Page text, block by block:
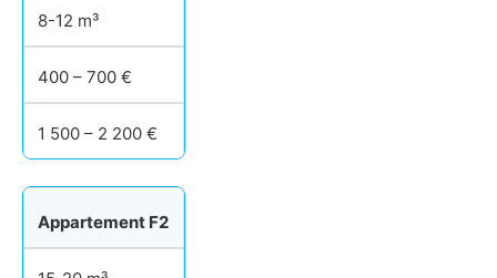
8-12 m³
400 – 700 €
1 500 – 2 200 €
Appartement F2